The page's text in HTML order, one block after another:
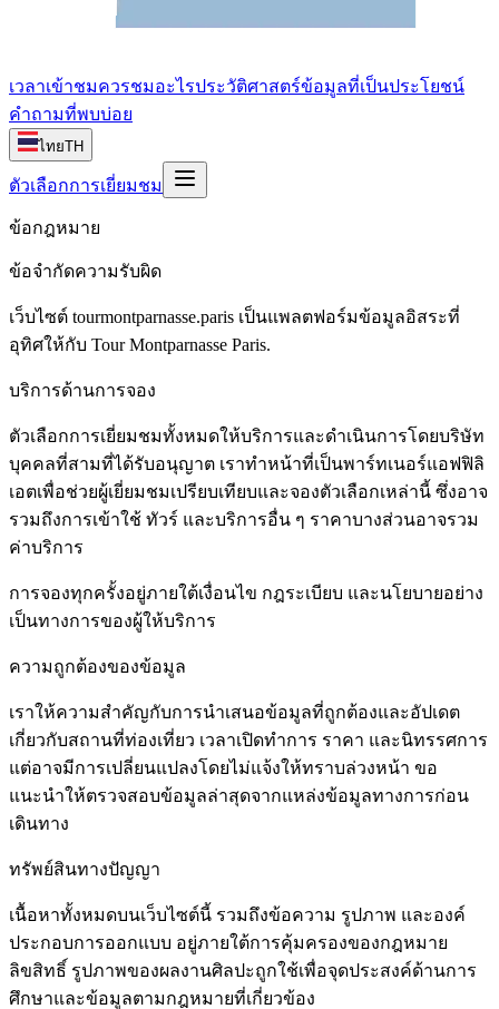
เวลาเข้าชมควรชมอะไรประวัติศาสตร์ข้อมูลที่เป็นประโยชน์
คำถามที่พบบ่อย
ไทยTH
ตัวเลือกการเยี่ยมชม
ข้อกฎหมาย
ข้อจำกัดความรับผิด
เว็บไซต์ tourmontparnasse.paris เป็นแพลตฟอร์มข้อมูลอิสระที่
อุทิศให้กับ Tour Montparnasse Paris.
บริการด้านการจอง
ตัวเลือกการเยี่ยมชมทั้งหมดให้บริการและดำเนินการโดยบริษัท
บุคคลที่สามที่ได้รับอนุญาต เราทำหน้าที่เป็นพาร์ทเนอร์แอฟฟิลิ
เอตเพื่อช่วยผู้เยี่ยมชมเปรียบเทียบและจองตัวเลือกเหล่านี้ ซึ่งอาจ
รวมถึงการเข้าใช้ ทัวร์ และบริการอื่น ๆ ราคาบางส่วนอาจรวม
ค่าบริการ
การจองทุกครั้งอยู่ภายใต้เงื่อนไข กฎระเบียบ และนโยบายอย่าง
เป็นทางการของผู้ให้บริการ
ความถูกต้องของข้อมูล
เราให้ความสำคัญกับการนำเสนอข้อมูลที่ถูกต้องและอัปเดต
เกี่ยวกับสถานที่ท่องเที่ยว เวลาเปิดทำการ ราคา และนิทรรศการ
แต่อาจมีการเปลี่ยนแปลงโดยไม่แจ้งให้ทราบล่วงหน้า ขอ
แนะนำให้ตรวจสอบข้อมูลล่าสุดจากแหล่งข้อมูลทางการก่อน
เดินทาง
ทรัพย์สินทางปัญญา
เนื้อหาทั้งหมดบนเว็บไซต์นี้ รวมถึงข้อความ รูปภาพ และองค์
ประกอบการออกแบบ อยู่ภายใต้การคุ้มครองของกฎหมาย
ลิขสิทธิ์ รูปภาพของผลงานศิลปะถูกใช้เพื่อจุดประสงค์ด้านการ
ศึกษาและข้อมูลตามกฎหมายที่เกี่ยวข้อง